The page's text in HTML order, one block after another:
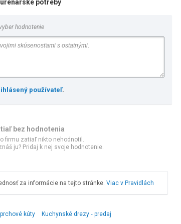
potreby
hodnotenie
používateľ.
bez hodnotenia
firmu zatiaľ nikto nehodnotil.
ju? Pridaj k nej svoje hodnotenie.
za informácie na tejto stránke. Viac v Pravidlách
kúty Kuchynské drezy ‑ predaj